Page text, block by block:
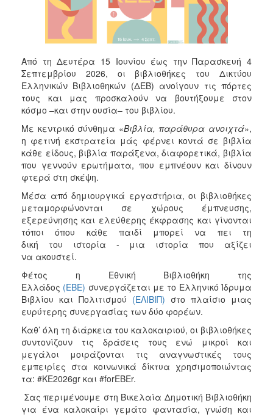
Από τη Δευτέρα 15 Ιουνίου έως την Παρασκευή 4
Σεπτεμβρίου 2026, οι βιβλιοθήκες του Δικτύου
Ελληνικών Βιβλιοθηκών (ΔΕΒ) ανοίγουν τις πόρτες
τους και μας προσκαλούν να βουτήξουμε στον
κόσμο –και στην ουσία– του βιβλίου.
Με κεντρικό σύνθημα «Βιβλία, παράθυρα ανοιχτά»,
η φετινή εκστρατεία μάς φέρνει κοντά σε βιβλία
κάθε είδους, βιβλία παράξενα, διαφορετικά, βιβλία
που γεννούν ερωτήματα, που εμπνέουν και δίνουν
φτερά στη σκέψη.
Μέσα από δημιουργικά εργαστήρια, οι βιβλιοθήκες
μεταμορφώνονται σε χώρους έμπνευσης,
εξερεύνησης και ελεύθερης έκφρασης και γίνονται
τόποι όπου κάθε παιδί μπορεί να πει τη
δική του ιστορία - μια ιστορία που αξίζει
να ακουστεί.
Φέτος η Εθνική Βιβλιοθήκη της
Ελλάδος (ΕΒΕ) συνεργάζεται με το Ελληνικό Ίδρυμα
Βιβλίου και Πολιτισμού (ΕΛΙΒΙΠ) στο πλαίσιο μιας
ευρύτερης συνεργασίας των δύο φορέων.
Καθ’ όλη τη διάρκεια του καλοκαιριού, οι βιβλιοθήκες
συντονίζουν τις δράσεις τους ενώ μικροί και
μεγάλοι μοιράζονται τις αναγνωστικές τους
εμπειρίες στα κοινωνικά δίκτυα χρησιμοποιώντας
τα: #ΚΕ2026gr και #forEBEr.
Σας περιμένουμε στη Βικελαία Δημοτική Βιβλιοθήκη
για ένα καλοκαίρι γεμάτο φαντασία, γνώση και